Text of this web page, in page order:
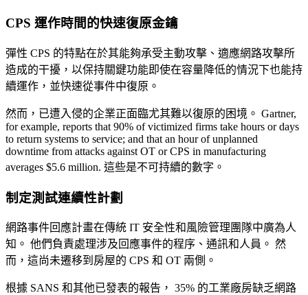
CPS 運作時間的快速復原金鑰
彈性 CPS 的特點在於其能夠承受主動攻擊、適應網路攻擊所
造成的干擾，以保持關鍵功能即使在容量降低的情況下也能持
續運作，並快速從事件中復原。
然而，已遭入侵的企業正面臨尤其難以復原的困境。 Gartner,
for example, reports that 90% of victimized firms take hours or days
to return systems to service; and that an hour of unplanned
downtime from attacks against OT or CPS in manufacturing
averages $5.6 million. 這些是不可持續的數字。
制定測試連續性計劃
網路事件回應計畫在傳統 IT 安全性和風險管理團隊中廣為人
知。 他們負責處理涉及回應事件的程序、通訊和人員。 然
而，這尚未遷移到房屋的 CPS 和 OT 兩側。
根據 SANS 和其他已發表的報告， 35% 的工業廠房缺乏網路